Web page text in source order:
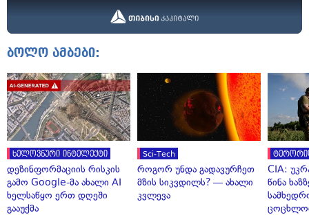
ბოლო ამბები:
ხელოვნური ინტელექტი
დეზინფორმაციის რისკის
გამო Google-მა ახალი AI
ხელსაწყო ერთ დღეში
გააუქმა
Sci-Tech
როგორ უნდა გადავურჩეთ
მზის სიკვდილს? — ახალი
კვლევა
CIA:
წინა